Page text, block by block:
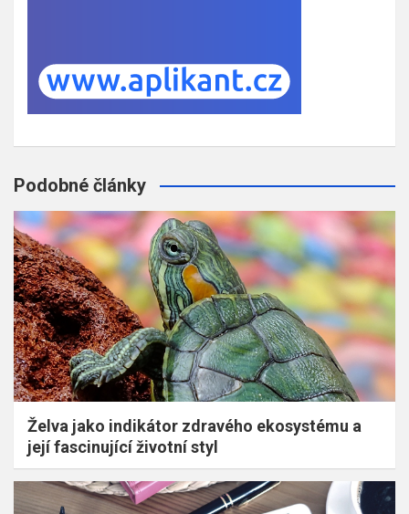
Podobné články
Želva jako indikátor zdravého ekosystému a
její fascinující životní styl